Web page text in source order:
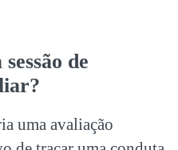
de
uma avaliação